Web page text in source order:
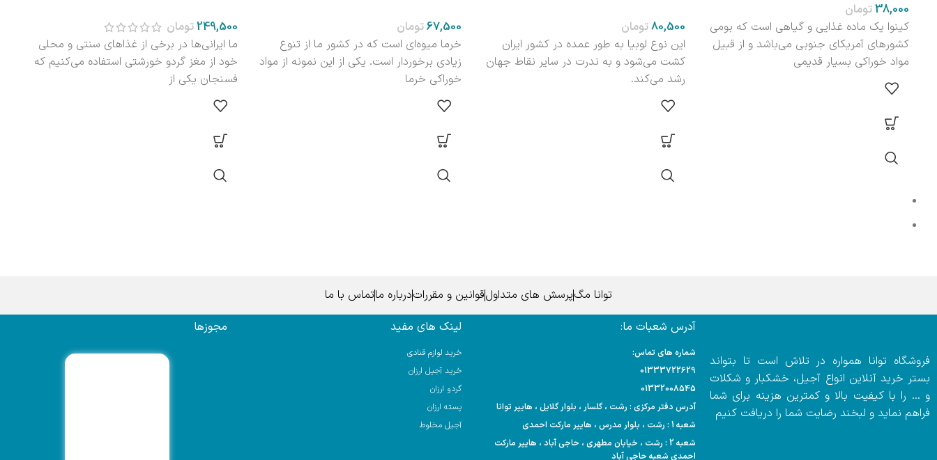
تومان
کینوا یک ماده غذایی و گیاهی است که بومی
کشورهای آمریکای جنوبی می‌باشد و از قبیل
مواد خوراکی بسیار قدیمی
تومان
این نوع لوبیا به طور عمده در کشور ایران
کشت می‌شود و به ندرت در سایر نقاط جهان
رشد می‌کند.
تومان
خرما میوه‌ای است که در کشور ما از تنوع
زیادی برخوردار است. یکی از این نمونه از مواد
خوراکی خرما
تومان
ما ایرانی‌ها در برخی از غذاهای سنتی و محلی
خود از مغز گردو خورشتی استفاده می‌کنیم که
فسنجان یکی از
توانا مگپرسش های متداولقوانین و مقرراتدرباره ماتماس با ما
فروشگاه توانا همواره در تلاش است تا بتواند
بستر خرید آنلاین انواع آجیل، خشکبار و شکلات
و … را با کیفیت بالا و کمترین هزینه برای شما
فراهم نماید و لبخند رضایت شما را دریافت کنیم
آدرس شعبات ما:
شماره های تماس:
01333722629
01332008545
آدرس دفتر مرکزی : رشت ، گلسار ، بلوار گلایل ، هایپر توانا
شعبه 1 : رشت ، بلوار مدرس ، هایپر مارکت احمدی
شعبه 2 : رشت ، خیابان مطهری ، حاجی آباد ، هایپر مارکت
احمدی شعبه حاجی آباد
لینک های مفید
خرید لوازم قنادی
خرید آجیل ارزان
گردو ارزان
پسته ارزان
آجیل مخلوط
مجوزها